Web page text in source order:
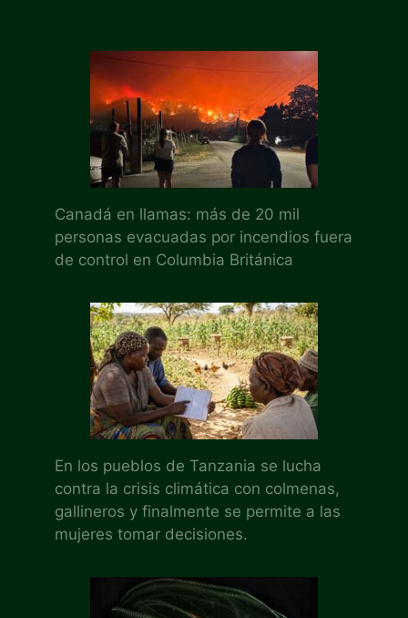
Canadá en llamas: más de 20 mil
personas evacuadas por incendios fuera
de control en Columbia Británica
En los pueblos de Tanzania se lucha
contra la crisis climática con colmenas,
gallineros y finalmente se permite a las
mujeres tomar decisiones.